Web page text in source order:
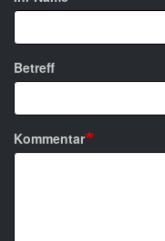
Betreff
Kommentar